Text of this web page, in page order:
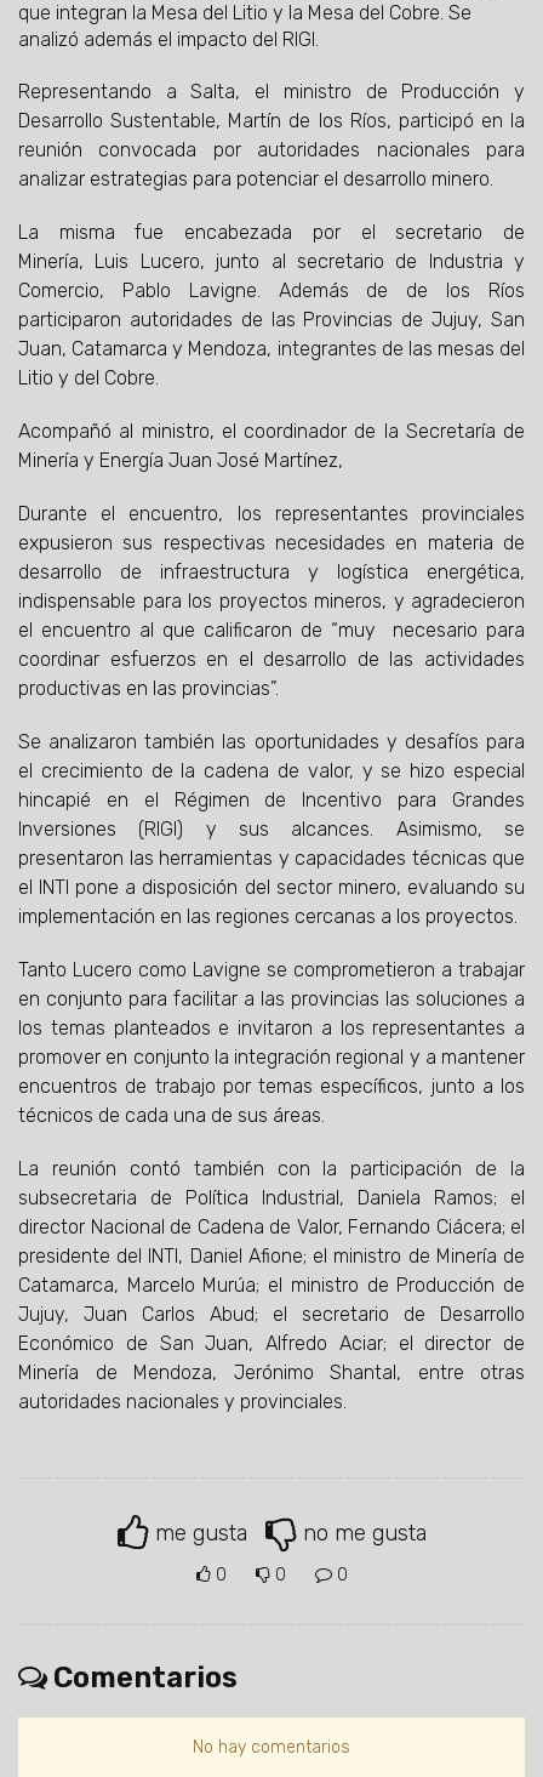
que integran la Mesa del Litio y la Mesa del Cobre. Se
analizó además el impacto del RIGI.
Representando a Salta, el ministro de Producción y
Desarrollo Sustentable, Martín de los Ríos, participó en la
reunión convocada por autoridades nacionales para
analizar estrategias para potenciar el desarrollo minero.
La misma fue encabezada por el secretario de
Minería, Luis Lucero, junto al secretario de Industria y
Comercio, Pablo Lavigne. Además de de los Ríos
participaron autoridades de las Provincias de Jujuy, San
Juan, Catamarca y Mendoza, integrantes de las mesas del
Litio y del Cobre.
Acompañó al ministro, el coordinador de la Secretaría de
Minería y Energía Juan José Martínez,
Durante el encuentro, los representantes provinciales
expusieron sus respectivas necesidades en materia de
desarrollo de infraestructura y logística energética,
indispensable para los proyectos mineros, y agradecieron
el encuentro al que calificaron de “muy necesario para
coordinar esfuerzos en el desarrollo de las actividades
productivas en las provincias”.
Se analizaron también las oportunidades y desafíos para
el crecimiento de la cadena de valor, y se hizo especial
hincapié en el Régimen de Incentivo para Grandes
Inversiones (RIGI) y sus alcances. Asimismo, se
presentaron las herramientas y capacidades técnicas que
el INTI pone a disposición del sector minero, evaluando su
implementación en las regiones cercanas a los proyectos.
Tanto Lucero como Lavigne se comprometieron a trabajar
en conjunto para facilitar a las provincias las soluciones a
los temas planteados e invitaron a los representantes a
promover en conjunto la integración regional y a mantener
encuentros de trabajo por temas específicos, junto a los
técnicos de cada una de sus áreas.
La reunión contó también con la participación de la
subsecretaria de Política Industrial, Daniela Ramos; el
director Nacional de Cadena de Valor, Fernando Ciácera; el
presidente del INTI, Daniel Afione; el ministro de Minería de
Catamarca, Marcelo Murúa; el ministro de Producción de
Jujuy, Juan Carlos Abud; el secretario de Desarrollo
Económico de San Juan, Alfredo Aciar; el director de
Minería de Mendoza, Jerónimo Shantal, entre otras
autoridades nacionales y provinciales.
me gusta no me gusta
0 0 0
Comentarios
No hay comentarios